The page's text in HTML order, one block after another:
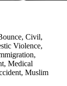
Civil,
Violence,
Medical
Muslim